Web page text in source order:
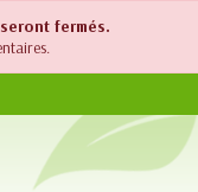
fermés.